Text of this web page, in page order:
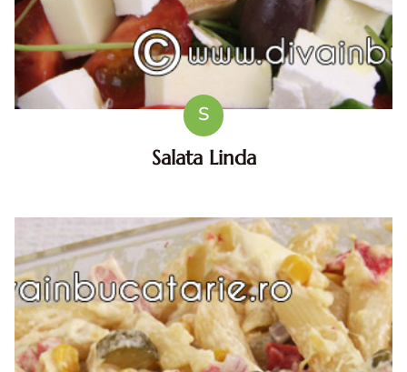
S
Salata Linda
atatea zile cu sarmale, carnati si caltabosi, aceasta salata
este...